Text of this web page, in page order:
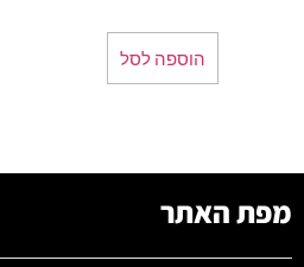
הוספה לסל
מפת האתר